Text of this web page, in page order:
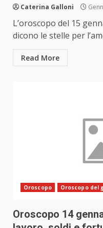
Caterina Galloni
L’oroscopo del 15
dicono le stelle per
Read More
Oroscopo Oroscopo del
Oroscopo 14